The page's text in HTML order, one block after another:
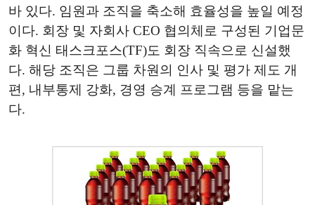
바 있다. 임원과 조직을 축소해 효율성을 높일 예정
이다. 회장 및 자회사 CEO 협의체로 구성된 기업문
화 혁신 태스크포스(TF)도 회장 직속으로 신설했
다. 해당 조직은 그룹 차원의 인사 및 평가 제도 개
편, 내부통제 강화, 경영 승계 프로그램 등을 맡는
다.